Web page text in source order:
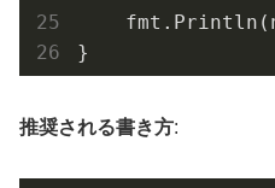
推奨される書き方: